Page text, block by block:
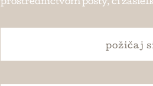
prostredníctvom pošty, či
požičaj